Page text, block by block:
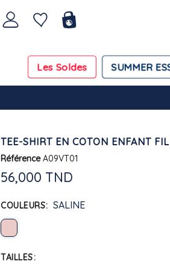
SUMMER
Les Soldes
TEE-SHIRT EN COTON ENFANT
Référence A09VT01
56,000 TND
COULEURS SALINE
TAILLES